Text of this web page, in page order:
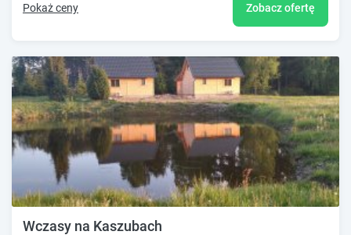
Pokaż ceny Zobacz ofertę
Wczasy na Kaszubach